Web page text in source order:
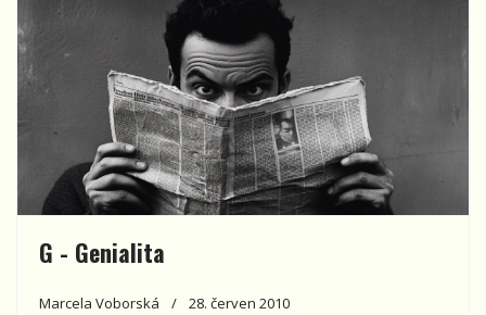
G - Genialita
Marcela Voborská 28. červen 2010